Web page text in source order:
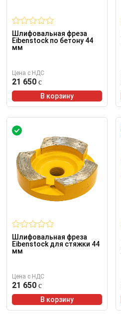
Шлифовальная фреза
Eibenstock по бетону 44
мм
Цена с НДС
21 650
В корзину
Шлифовальная фреза
Eibenstock для стяжки 44
мм
Цена с НДС
21 650
В корзину